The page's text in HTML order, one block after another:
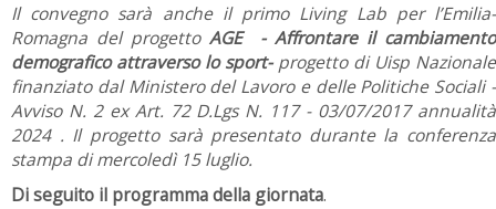
Il convegno sarà anche il primo Living Lab per l’Emilia-
Romagna del progetto AGE - Affrontare il cambiamento
demografico attraverso lo sport-progetto di Uisp Nazionale
finanziato dal Ministero del Lavoro e delle Politiche Sociali -
Avviso N. 2 ex Art. 72 D.Lgs N. 117 - 03/07/2017 annualità
2024 . Il progetto sarà presentato durante la conferenza
stampa di mercoledì 15 luglio.
Di seguito il programma della giornata.